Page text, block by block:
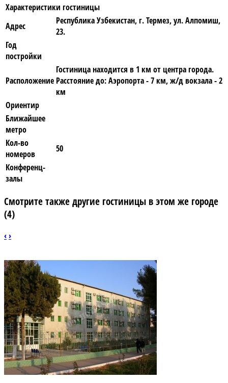
Характеристики гостиницы
Адрес
Республика Узбекистан, г. Термез, ул. Алпомиш,
23.
Год
постройки
Расположение
Гостиница находится в 1 км от центра города.
Расстояние до: Аэропорта - 7 км, ж/д вокзала - 2
км
Ориентир
Ближайшее
метро
Кол-во
номеров
50
Конференц-
залы
Смотрите также другие гостиницы в этом же городе
(4)
‹›